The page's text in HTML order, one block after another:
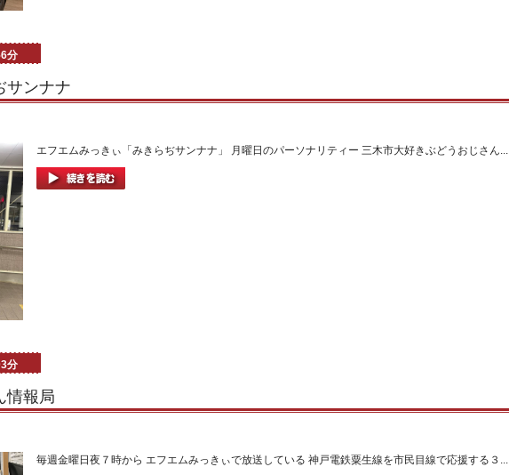
分
サンナナ
エフエムみっきぃ「みきらぢサンナナ」 月曜日のパーソナリティー 三木市大好きぶどうおじさん...
分
情報局
毎週金曜日夜７時から エフエムみっきぃで放送している 神戸電鉄粟生線を市民目線で応援する３...